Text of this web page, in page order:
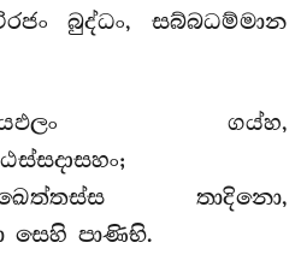
බුද්ධං, සබ්බධම්මාන
ගය්හ,
තාදිනො,
පාණිභි.